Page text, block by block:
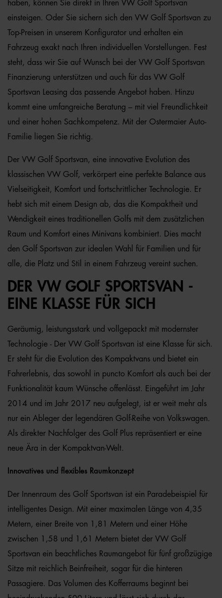
haben, können Sie direkt in Ihren VW Golf Sportsvan
einsteigen. Oder Sie sichern sich den VW Golf Sportsvan zu
Top-Preisen in unserem Konfigurator und erhalten ein
Fahrzeug exakt nach Ihren individuellen Vorstellungen. Fest
steht, dass wir Sie auf Wunsch bei der VW Golf Sportsvan
Finanzierung unterstützen und auch für das VW Golf
Sportsvan Leasing das passende Angebot haben. Hinzu
kommt eine umfangreiche Beratung – mit viel Freundlichkeit
und einer hohen Sachkompetenz. Mit der Ostermaier Auto-
Familie liegen Sie richtig.
Der VW Golf Sportsvan, eine innovative Evolution des
klassischen VW Golf, verkörpert eine perfekte Balance aus
Vielseitigkeit, Komfort und fortschrittlicher Technologie. Er
hebt sich mit einem Design ab, das die Kompaktheit und
Wendigkeit eines traditionellen Golfs mit dem zusätzlichen
Raum und Komfort eines Minivans kombiniert. Dies macht
den Golf Sportsvan zur idealen Wahl für Familien und für
alle, die Platz und Stil in einem Fahrzeug vereint suchen.
DER VW GOLF SPORTSVAN -
EINE KLASSE FÜR SICH
Geräumig, leistungsstark und vollgepackt mit modernster
Technologie - Der VW Golf Sportsvan ist eine Klasse für sich.
Er steht für die Evolution des Kompaktvans und bietet ein
Fahrerlebnis, das sowohl in puncto Komfort als auch bei der
Funktionalität kaum Wünsche offenlässt. Eingeführt im Jahr
2014 und im Jahr 2017 neu aufgelegt, ist er weit mehr als
nur ein Ableger der legendären Golf-Reihe von Volkswagen.
Als direkter Nachfolger des Golf Plus repräsentiert er eine
neue Ära in der Kompaktvan-Welt.
Innovatives und flexibles Raumkonzept
Der Innenraum des Golf Sportsvan ist ein Paradebeispiel für
intelligentes Design. Mit einer maximalen Länge von 4,35
Metern, einer Breite von 1,81 Metern und einer Höhe
zwischen 1,58 und 1,61 Metern bietet der VW Golf
Sportsvan ein beachtliches Raumangebot für fünf großzügige
Sitze mit reichlich Beinfreiheit, sogar für die hinteren
Passagiere. Das Volumen des Kofferraums beginnt bei